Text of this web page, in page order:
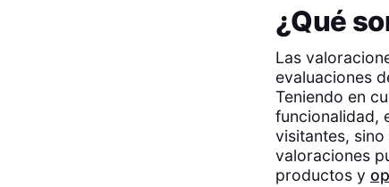
¿Qué
Las
evaluaciones
Teniendo en
funcionalidad,
visitantes,
valoraciones
productos y